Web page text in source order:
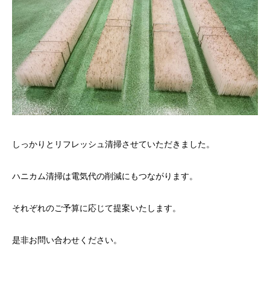
しっかりとリフレッシュ清掃させていただきました。
ハニカム清掃は電気代の削減にもつながります。
それぞれのご予算に応じて提案いたします。
是非お問い合わせください。